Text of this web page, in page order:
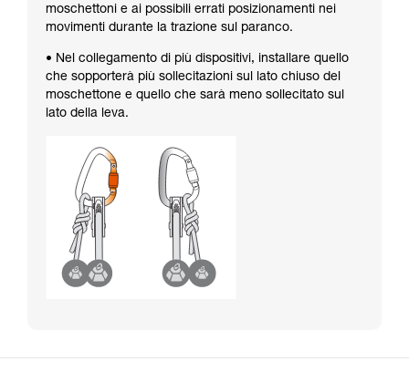
moschettoni e ai possibili errati posizionamenti nei
movimenti durante la trazione sul paranco.
• Nel collegamento di più dispositivi, installare quello
che sopporterà più sollecitazioni sul lato chiuso del
moschettone e quello che sarà meno sollecitato sul
lato della leva.